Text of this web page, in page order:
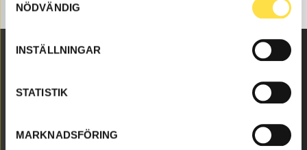
NÖDVÄNDIG
INSTÄLLNINGAR
STATISTIK
MARKNADSFÖRINGinfo@batrading.se